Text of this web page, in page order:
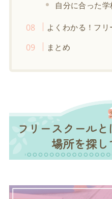
自分に合った
よくわかる！フ
まとめ
フリースクール
場所を探し